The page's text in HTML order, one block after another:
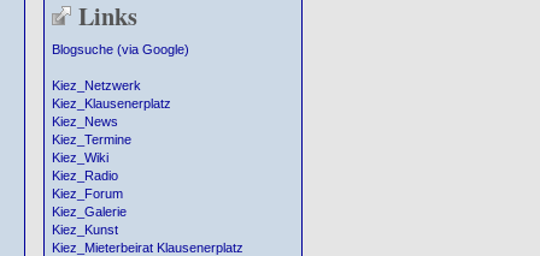
Links
Blogsuche (via Google)
Kiez_Netzwerk
Kiez_Klausenerplatz
Kiez_News
Kiez_Termine
Kiez_Wiki
Kiez_Radio
Kiez_Forum
Kiez_Galerie
Kiez_Kunst
Kiez_Mieterbeirat Klausenerplatz